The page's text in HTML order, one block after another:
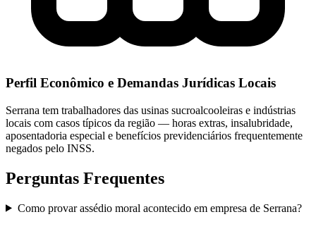
Perfil Econômico e Demandas Jurídicas Locais
Serrana tem trabalhadores das usinas sucroalcooleiras e indústrias
locais com casos típicos da região — horas extras, insalubridade,
aposentadoria especial e benefícios previdenciários frequentemente
negados pelo INSS.
Perguntas Frequentes
Como provar assédio moral acontecido em empresa de Serrana?